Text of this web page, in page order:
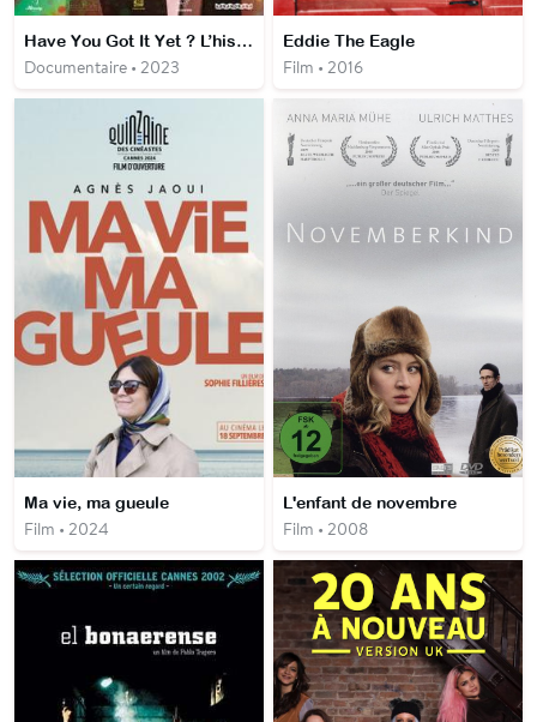
Have You Got It Yet ? L’histoire de Syd Barrett des Pink Floyd
Documentaire • 2023
Eddie The Eagle
Film • 2016
Ma vie, ma gueule
Film • 2024
L'enfant de novembre
Film • 2008